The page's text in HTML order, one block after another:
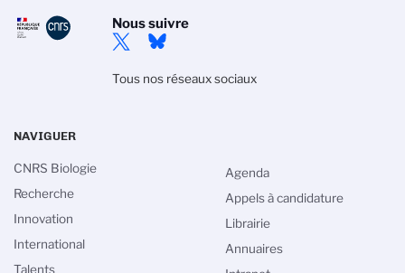
Nous suivre
Tous nos réseaux sociaux
NAVIGUER
CNRS Biologie
Recherche
Innovation
International
Talents
Agenda
Appels à candidature
Librairie
Annuaires